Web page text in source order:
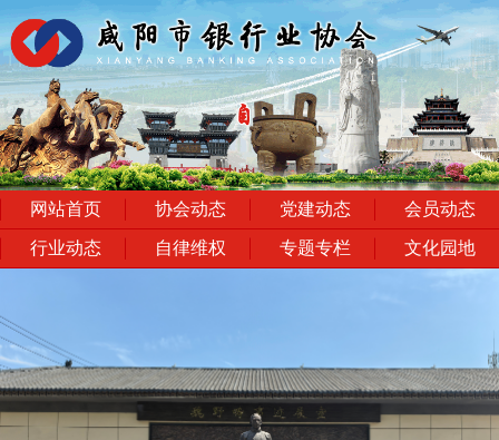
网站首页 协会动态 党建动态 会员动态
行业动态 自律维权 专题专栏 文化园地